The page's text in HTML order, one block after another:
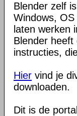
Blender zelf
Windows,
laten werken
Blender
instructies,
Hier vind je
downloaden.
Dit is de